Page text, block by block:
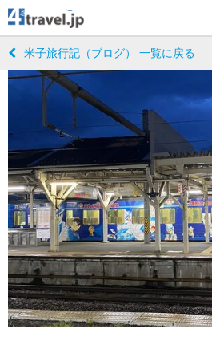
米子旅行記（ブログ） 一覧に戻る